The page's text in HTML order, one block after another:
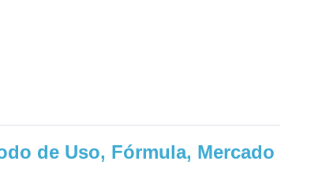
de Uso, Fórmula, Mercado